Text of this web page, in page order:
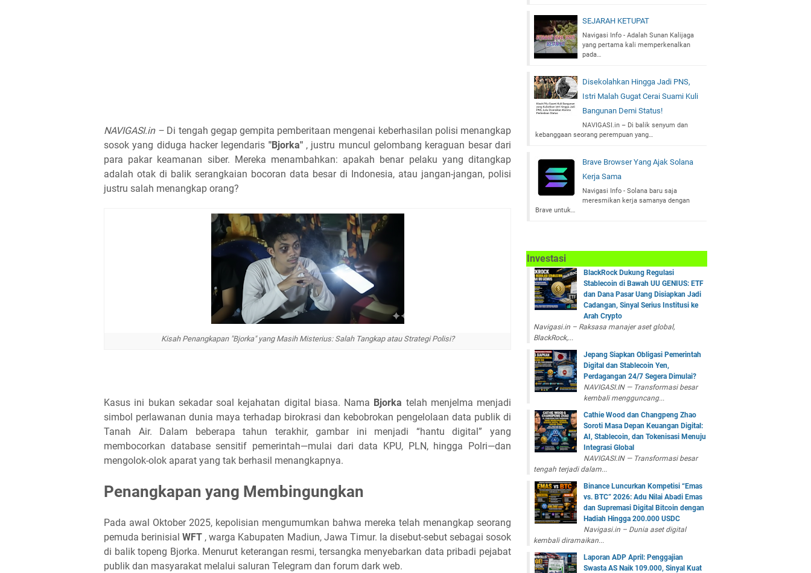
NAVIGASI.in – Di tengah gegap gempita pemberitaan mengenai keberhasilan polisi menangkap
sosok yang diduga hacker legendaris "Bjorka", justru muncul gelombang keraguan besar dari
para pakar keamanan siber. Mereka menambahkan: apakah benar pelaku yang ditangkap
adalah otak di balik serangkaian bocoran data besar di Indonesia, atau jangan-jangan, polisi
justru salah menangkap orang?
Kisah Penangkapan "Bjorka" yang Masih Misterius: Salah Tangkap atau Strategi Polisi?
Kasus ini bukan sekadar soal kejahatan digital biasa. Nama Bjorka telah menjelma menjadi
simbol perlawanan dunia maya terhadap birokrasi dan kebobrokan pengelolaan data publik di
Tanah Air. Dalam beberapa tahun terakhir, gambar ini menjadi “hantu digital” yang
membocorkan database sensitif pemerintah—mulai dari data KPU, PLN, hingga Polri—dan
mengolok-olok aparat yang tak berhasil menangkapnya.
Penangkapan yang Membingungkan
Pada awal Oktober 2025, kepolisian mengumumkan bahwa mereka telah menangkap seorang
pemuda berinisialWFT , warga Kabupaten Madiun, Jawa Timur. Ia disebut-sebut sebagai sosok
di balik topeng Bjorka. Menurut keterangan resmi, tersangka menyebarkan data pribadi pejabat
publik dan masyarakat melalui saluran Telegram dan forum dark web.
SEJARAH KETUPAT
Navigasi Info - Adalah Sunan Kalijaga
yang pertama kali memperkenalkan
pada…
Disekolahkan Hingga Jadi PNS,
Istri Malah Gugat Cerai Suami Kuli
Bangunan Demi Status!
NAVIGASI.in – Di balik senyum dan
kebanggaan seorang perempuan yang…
Brave Browser Yang Ajak Solana
Kerja Sama
Navigasi Info - Solana baru saja
meresmikan kerja samanya dengan
Brave untuk…
Investasi
BlackRock Dukung Regulasi
Stablecoin di Bawah UU GENIUS: ETF
dan Dana Pasar Uang Disiapkan Jadi
Cadangan, Sinyal Serius Institusi ke
Arah Crypto
Navigasi.in – Raksasa manajer aset global,
BlackRock,...
Jepang Siapkan Obligasi Pemerintah
Digital dan Stablecoin Yen,
Perdagangan 24/7 Segera Dimulai?
NAVIGASI.IN — Transformasi besar
kembali mengguncang...
Cathie Wood dan Changpeng Zhao
Soroti Masa Depan Keuangan Digital:
AI, Stablecoin, dan Tokenisasi Menuju
Integrasi Global
NAVIGASI.IN — Transformasi besar
tengah terjadi dalam...
Binance Luncurkan Kompetisi “Emas
vs. BTC” 2026: Adu Nilai Abadi Emas
dan Supremasi Digital Bitcoin dengan
Hadiah Hingga 200.000 USDC
Navigasi.in – Dunia aset digital
kembali diramaikan...
Laporan ADP April: Penggajian
Swasta AS Naik 109.000, Sinyal Kuat